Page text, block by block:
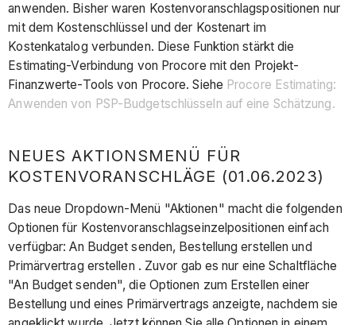
anwenden. Bisher waren Kostenvoranschlagspositionen nur
mit dem Kostenschlüssel und der Kostenart im
Kostenkatalog verbunden. Diese Funktion stärkt die
Estimating-Verbindung von Procore mit den Projekt-
Finanzwerte-Tools von Procore. Siehe Procore Estimating:
Anwenden von PSP-Budgetschlüsseln auf eine Schätzung.
NEUES AKTIONSMENÜ FÜR
KOSTENVORANSCHLÄGE (01.06.2023)
Das neue Dropdown-Menü "Aktionen" macht die folgenden
Optionen für Kostenvoranschlagseinzelpositionen einfach
verfügbar: An Budget senden, Bestellung erstellen und
Primärvertrag erstellen . Zuvor gab es nur eine Schaltfläche
"An Budget senden", die Optionen zum Erstellen einer
Bestellung und eines Primärvertrags anzeigte, nachdem sie